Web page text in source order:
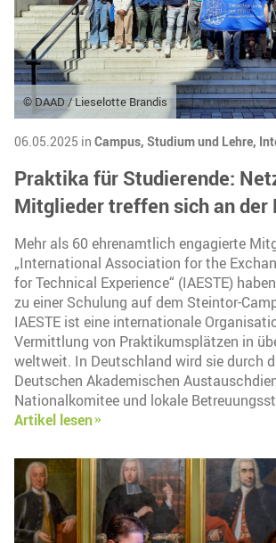
© DAAD / Lieselotte Brandis
06.05.2025 in Campus, Studium und Lehre,
Praktika für Studierende:
Mitglieder treffen sich an der
Mehr als 60 ehrenamtlich engagierte
„International Association for the
for Technical Experience“ (IAESTE)
zu einer Schulung auf dem Steintor-
IAESTE ist eine internationale
Vermittlung von Praktikumsplätzen in
weltweit. In Deutschland wird sie durch
Deutschen Akademischen
Nationalkomitee und lokale
Artikel lesen